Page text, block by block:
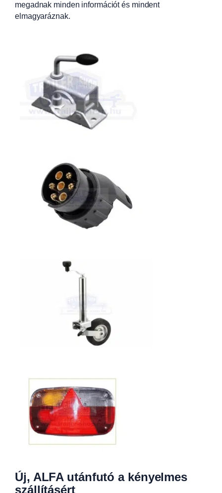
megadnak minden információt és mindent
elmagyaráznak.
Új, ALFA utánfutó a kényelmes
szállításért